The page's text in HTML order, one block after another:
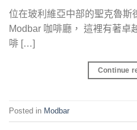
位在玻利維亞中部的聖克魯斯
Modbar 咖啡廳， 這裡有著卓
啡 […]
Continue
Posted in Modbar